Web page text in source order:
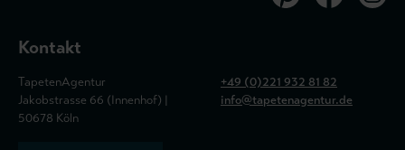
Kontakt
TapetenAgentur
Jakobstrasse 66 (Innenhof) |
50678 Köln
+49 (0)221 932 81 82
info@tapetenagentur.de